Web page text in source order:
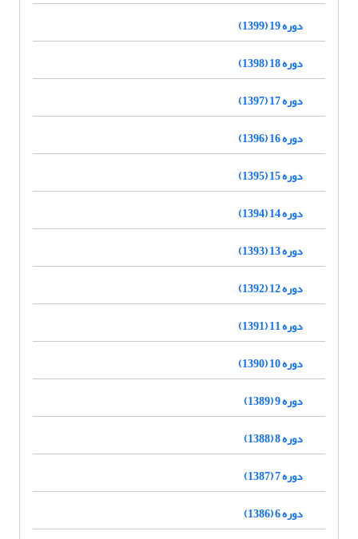
دوره 19 (1399)
دوره 18 (1398)
دوره 17 (1397)
دوره 16 (1396)
دوره 15 (1395)
دوره 14 (1394)
دوره 13 (1393)
دوره 12 (1392)
دوره 11 (1391)
دوره 10 (1390)
دوره 9 (1389)
دوره 8 (1388)
دوره 7 (1387)
دوره 6 (1386)